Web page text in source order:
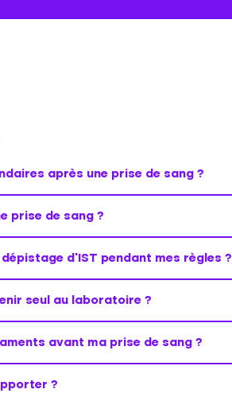
après une prise de sang ?
prise de sang ?
d’IST pendant mes règles ?
seul au laboratoire ?
avant ma prise de sang ?
?